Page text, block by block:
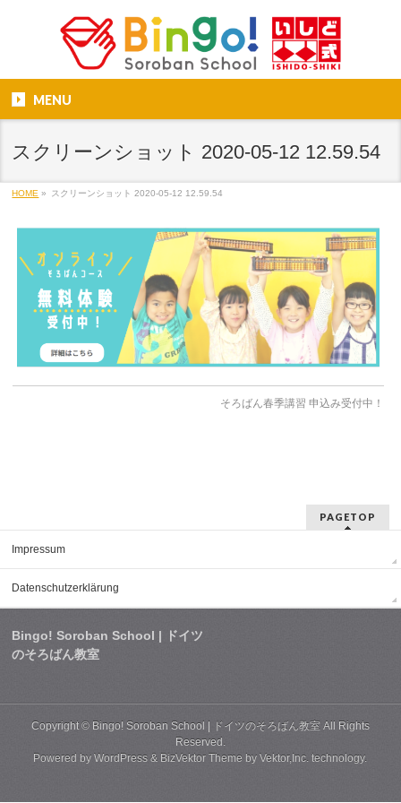
MENU
スクリーンショット 2020-05-12 12.59.54
HOME » スクリーンショット 2020-05-12 12.59.54
そろばん春季講習 申込み受付中！
PAGETOP
Impressum
Datenschutzerklärung
Bingo! Soroban School | ドイツ
のそろばん教室
Copyright © Bingo! Soroban School | ドイツのそろばん教室All Rights
Reserved.
Powered byWordPress & BizVektor Theme byVektor,Inc. technology.